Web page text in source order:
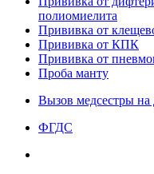
полиомиелита
Прививка от
Прививка от КПК
Прививка от
Проба манту
Вызов медсестры на
ФГДС